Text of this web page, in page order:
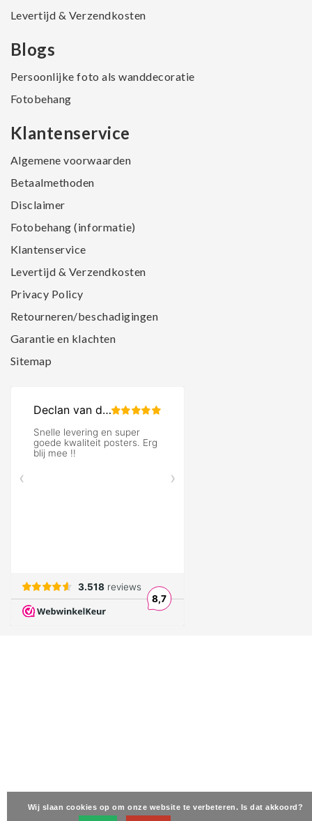
Levertijd & Verzendkosten
Blogs
Persoonlijke foto als wanddecoratie
Fotobehang
Klantenservice
Algemene voorwaarden
Betaalmethoden
Disclaimer
Fotobehang (informatie)
Klantenservice
Levertijd & Verzendkosten
Privacy Policy
Retourneren/beschadigingen
Garantie en klachten
Sitemap
Wij slaan cookies op om onze website te verbeteren. Is dat akkoord?